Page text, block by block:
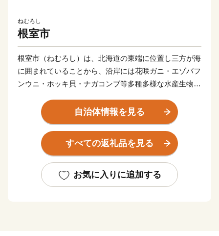
ねむろし
根室市
根室市（ねむろし）は、北海道の東端に位置し三方が海
に囲まれていることから、沿岸には花咲ガニ・エゾバフ
ンウニ・ホッキ貝・ナガコンブ等多種多様な水産生物が
豊かな自然環境は野鳥の宝庫としても知られ、日本で観
察できる半数を超える約330種の野鳥が観測でき、風蓮
湖、春国岱、長節湖などには毎年全国各地から多くの方
がバードウォッチングに訪れています。
体験など、都会にはない自然を相手にする北海道ならで
はのアクティビティも人気を呼んでいます。
自治体情報を見る
すべての返礼品を見る
お気に入りに追加する